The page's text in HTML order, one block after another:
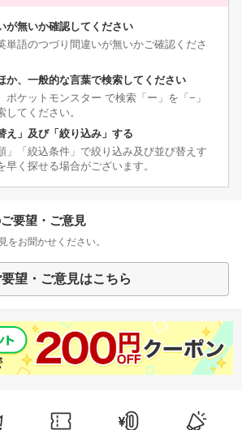
が無いか確認してください
単語のつづり間違いが無いかご確認くださ
か、一般的な言葉で検索してください
ケットモンスター で検索「ー」を「−」
してください。
え」及び「絞り込み」する
」「絞込条件」で絞り込み及び並び替えす
早く探せる場合がございます。
要望・ご意見
をお聞かせください。
要望・ご意見はこちら